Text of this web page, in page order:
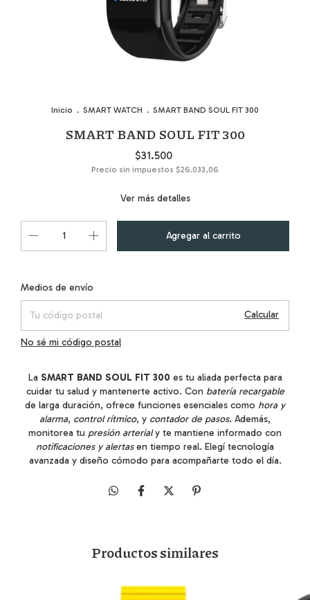
Inicio . SMART WATCH . SMART BAND SOUL FIT 300
SMART BAND SOUL FIT 300
$31.500
Precio sin impuestos $26.033,06
Ver más detalles
Entregas para el CP:
Medios de envío
Calcular
No sé mi código postal
La SMART BAND SOUL FIT 300 es tu aliada perfecta para
cuidar tu salud y mantenerte activo. Con batería recargable
de larga duración, ofrece funciones esenciales como hora y
alarma, control rítmico, y contador de pasos. Además,
monitorea tu presión arterialy te mantiene informado con
notificaciones y alertasen tiempo real. Elegí tecnología
avanzada y diseño cómodo para acompañarte todo el día.
Productos similares